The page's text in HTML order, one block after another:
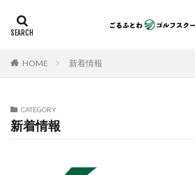
HOME 新着情報
CATEGORY
新着情報